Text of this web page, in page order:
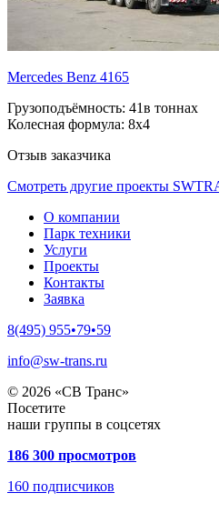
Mercedes Benz 4165
Грузоподъёмность: 41в тоннах
Колесная формула: 8х4
Отзыв заказчика
Смотреть другие проекты
О компании
Парк техники
Услуги
Проекты
Контакты
Заявка
8(495) 955•79•59
info@sw-trans.ru
© 2026 «СВ Транс»
Посетите
наши группы в соцсетях
186 300 просмотров
160 подписчиков